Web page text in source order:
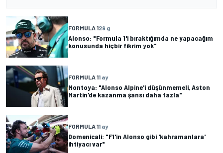
FORMULA 129 g
Alonso: "Formula 1'i bıraktığımda ne yapacağım
konusunda hiçbir fikrim yok"
FORMULA 11 ay
Montoya: "Alonso Alpine'i düşünmemeli, Aston
Martin'de kazanma şansı daha fazla"
FORMULA 11 ay
Domenicali: "F1'in Alonso gibi 'kahramanlara'
ihtiyacı var"